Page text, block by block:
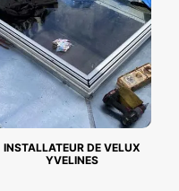
INSTALLATEUR DE VELUX
YVELINES